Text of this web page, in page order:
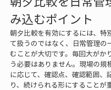
み込むポイント
朝夕比較を有効にするには、特
て扱うのではなく、日常管理の
むことが大切です。毎回大がか
う必要はありません。現場の規
に応じて、確認点、確認範囲、
り、続けられる形にすることが